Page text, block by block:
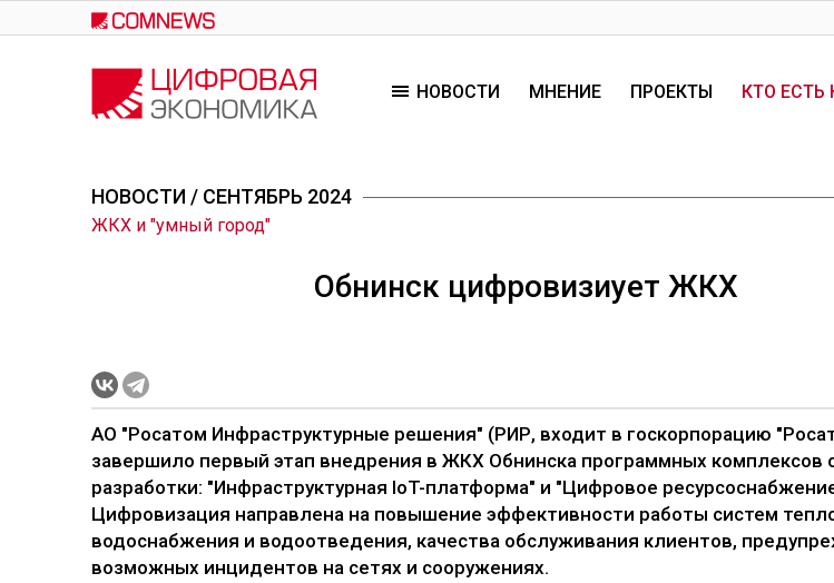
к
основному
НОВОСТИ МНЕНИЕ ПРОЕКТЫ КТО ЕСТЬ
НОВОСТИ / СЕНТЯБРЬ 2024
ЖКХ и "умный город"
Обнинск цифровизиует ЖКХ
АО "Росатом Инфраструктурные решения" (РИР, входит в госкорпорацию
завершило первый этап внедрения в ЖКХ Обнинска программных комплексов
разработки: "Инфраструктурная IoT-платформа" и "Цифровое
Цифровизация направлена на повышение эффективности работы систем
водоснабжения и водоотведения, качества обслуживания клиентов,
возможных инцидентов на сетях и сооружениях.